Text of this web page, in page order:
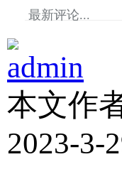
最新评论...
admin
本文作
2023-3-